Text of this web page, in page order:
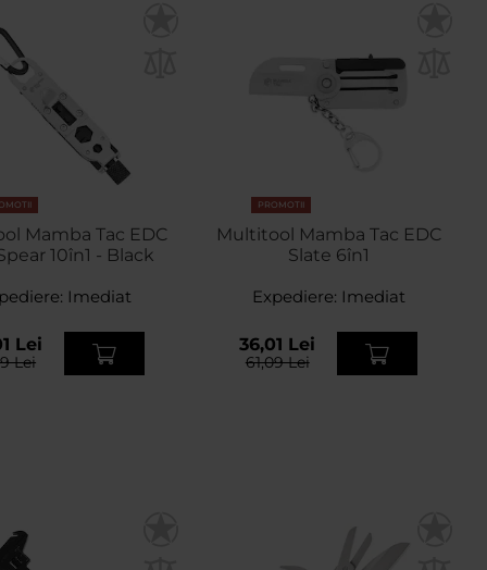
Mamba Tac EDC
10în1 - Black
Imediat
Lei
Lei
PROMOTII
Multitool Mamba Tac EDC
Slate 6în1
Expediere: Imediat
36,01 Lei
61,09 Lei